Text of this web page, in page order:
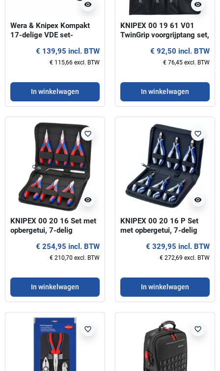
visibility
Wera & Knipex Kompakt
17-delige VDE set-
€ 139,95 incl. BTW
€ 115,66 excl. BTW
In winkelwagen
visibility
KNIPEX 00 19 61 V01
TwinGrip voorgrijptang set,
€ 92,50 incl. BTW
€ 76,45 excl. BTW
In winkelwagen
visibility
favorite_border
KNIPEX 00 20 16 Set met
opbergetui, 7-delig
€ 254,95 incl. BTW
€ 210,70 excl. BTW
In winkelwagen
visibility
favorite_border
KNIPEX 00 20 16 P Set
met opbergetui, 7-delig
€ 329,95 incl. BTW
€ 272,69 excl. BTW
In winkelwagen
favorite_border favorite_border